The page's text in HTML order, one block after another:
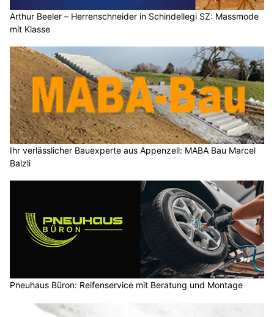
Arthur Beeler – Herrenschneider in Schindellegi SZ: Massmode
mit Klasse
Ihr verlässlicher Bauexperte aus Appenzell: MABA Bau Marcel
Balzli
Pneuhaus Büron: Reifenservice mit Beratung und Montage